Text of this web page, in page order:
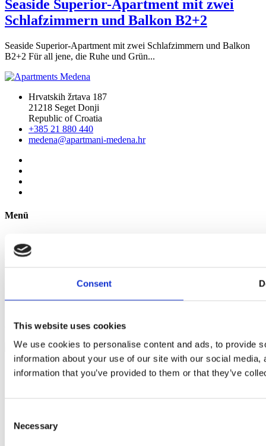
Consent
This website uses cookies
We use cookies to personalise content and ads, to provide
information about your use of our site with our social
information that you’ve provided to them or that they’ve
Selection
Necessary
Seaside Superior-Apartment mit zwei
Schlafzimmern und Balkon B2+2
Seaside Superior-Apartment mit zwei Schlafzimmern und Balkon
B2+2 Für all jene, die Ruhe und Grün...
Hrvatskih žrtava 187
21218 Seget Donji
Republic of Croatia
+385 21 880 440
medena@apartmani-medena.hr
Menü
Datenschutzbestimmungen
© 2026 Apartments Medena | Entwickelt von